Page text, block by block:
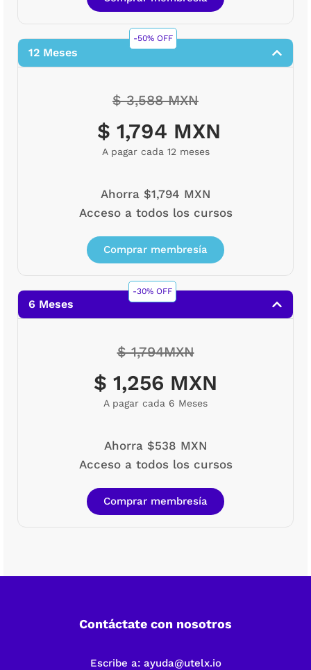
-50% OFF
12 Meses
$ 3,588 MXN
$ 1,794 MXN
A pagar cada 12 meses
Ahorra $1,794 MXN
Acceso a todos los cursos
Comprar membresía
-30% OFF
6 Meses
$ 1,794MXN
$ 1,256 MXN
A pagar cada 6 Meses
Ahorra $538 MXN
Acceso a todos los cursos
Comprar membresía
Contáctate con nosotros
Escribe a: ayuda@utelx.io